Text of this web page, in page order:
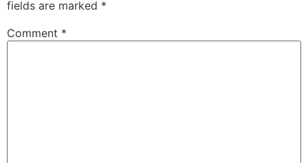
fields are marked *
Comment *